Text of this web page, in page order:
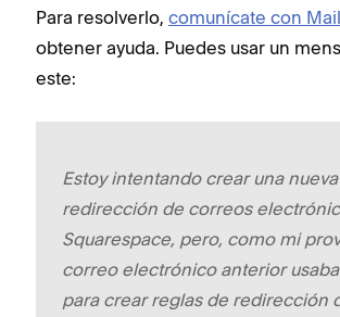
Para resolverlo, comunícate con
obtener ayuda. Puedes usar un
este:
Estoy intentando crear una
redirección de correos
Squarespace, pero, como mi
correo electrónico anterior
para crear reglas de redirección